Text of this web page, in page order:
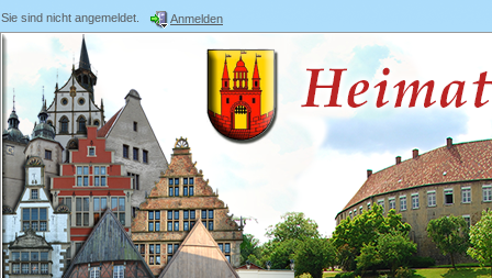
Sie sind nicht angemeldet. Anmelden